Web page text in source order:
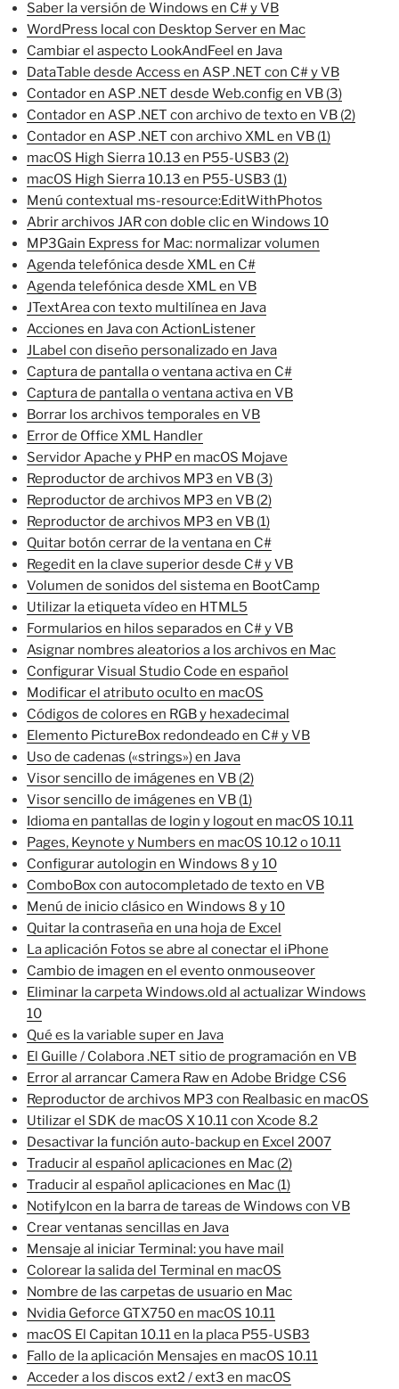
Saber la versión de Windows en C# y VB
WordPress local con Desktop Server en Mac
Cambiar el aspecto LookAndFeel en Java
DataTable desde Access en ASP .NET con C# y VB
Contador en ASP .NET desde Web.config en VB (3)
Contador en ASP .NET con archivo de texto en VB (2)
Contador en ASP .NET con archivo XML en VB (1)
macOS High Sierra 10.13 en P55-USB3 (2)
macOS High Sierra 10.13 en P55-USB3 (1)
Menú contextual ms-resource:EditWithPhotos
Abrir archivos JAR con doble clic en Windows 10
MP3Gain Express for Mac: normalizar volumen
Agenda telefónica desde XML en C#
Agenda telefónica desde XML en VB
JTextArea con texto multilínea en Java
Acciones en Java con ActionListener
JLabel con diseño personalizado en Java
Captura de pantalla o ventana activa en C#
Captura de pantalla o ventana activa en VB
Borrar los archivos temporales en VB
Error de Office XML Handler
Servidor Apache y PHP en macOS Mojave
Reproductor de archivos MP3 en VB (3)
Reproductor de archivos MP3 en VB (2)
Reproductor de archivos MP3 en VB (1)
Quitar botón cerrar de la ventana en C#
Regedit en la clave superior desde C# y VB
Volumen de sonidos del sistema en BootCamp
Utilizar la etiqueta vídeo en HTML5
Formularios en hilos separados en C# y VB
Asignar nombres aleatorios a los archivos en Mac
Configurar Visual Studio Code en español
Modificar el atributo oculto en macOS
Códigos de colores en RGB y hexadecimal
Elemento PictureBox redondeado en C# y VB
Uso de cadenas («strings») en Java
Visor sencillo de imágenes en VB (2)
Visor sencillo de imágenes en VB (1)
Idioma en pantallas de login y logout en macOS 10.11
Pages, Keynote y Numbers en macOS 10.12 o 10.11
Configurar autologin en Windows 8 y 10
ComboBox con autocompletado de texto en VB
Menú de inicio clásico en Windows 8 y 10
Quitar la contraseña en una hoja de Excel
La aplicación Fotos se abre al conectar el iPhone
Cambio de imagen en el evento onmouseover
Eliminar la carpeta Windows.old al actualizar Windows
10
Qué es la variable super en Java
El Guille / Colabora .NET sitio de programación en VB
Error al arrancar Camera Raw en Adobe Bridge CS6
Reproductor de archivos MP3 con Realbasic en macOS
Utilizar el SDK de macOS X 10.11 con Xcode 8.2
Desactivar la función auto-backup en Excel 2007
Traducir al español aplicaciones en Mac (2)
Traducir al español aplicaciones en Mac (1)
NotifyIcon en la barra de tareas de Windows con VB
Crear ventanas sencillas en Java
Mensaje al iniciar Terminal: you have mail
Colorear la salida del Terminal en macOS
Nombre de las carpetas de usuario en Mac
Nvidia Geforce GTX750 en macOS 10.11
macOS El Capitan 10.11 en la placa P55-USB3
Fallo de la aplicación Mensajes en macOS 10.11
Acceder a los discos ext2 / ext3 en macOS